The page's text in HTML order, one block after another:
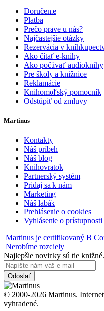
Doručenie
Platba
Prečo práve u nás?
Najčastejšie otázky
Rezervácia v
Ako čítať e-knihy
Ako počúvať audioknihy
Pre školy a knižnice
Reklamácie
Knihomoľský pomocník
Odstúpiť od zmluvy
Martinus
Kontakty
Náš príbeh
Náš blog
Knihovrátok
Partnerský systém
Pridaj sa k nám
Marketing
Náš labák
Prehlásenie o cookies
Vyhlásenie o prístupnosti
Martinus je certifikovaný B
Nerobíme rozdiely
Najlepšie novinky sú tie
Odoslať
© 2000-2026 Martinus.
vyhradené.